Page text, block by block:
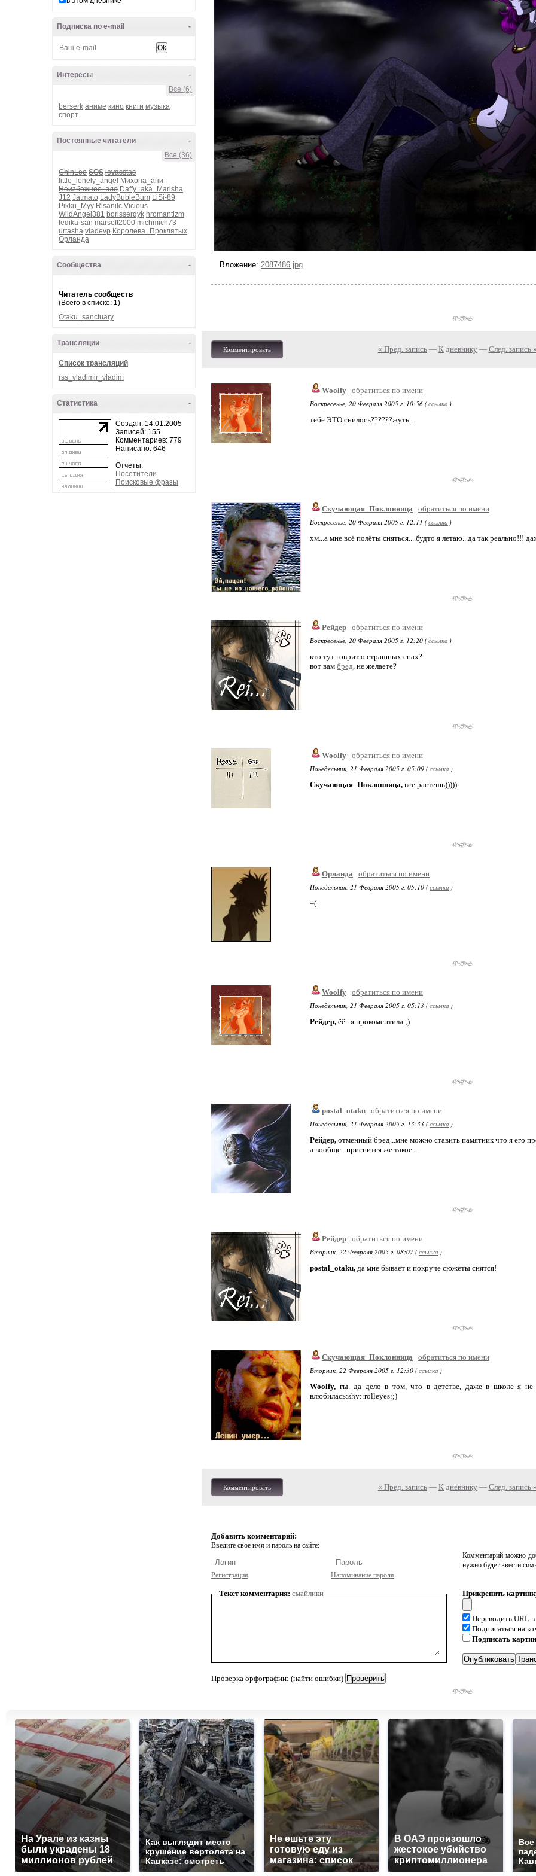
-
Подписка по e-mail
-
Интересы
Все (6)
berserk аниме кино книги музыка
спорт
-
Постоянные читатели
Все (36)
ChinLee SOS levasstas
little_lonely_angel Михона_ани
Неизбежное_зло Daffy_aka_Marisha
J12 Jatmato LadyBubleBum LiSi-89
Pikku_Myy Risanilc Vicious
WildAngel381 borisserdyk hromantizm
ledika-san marsoft2000 michmich73
urtasha vladevp Королева_Проклятых
Орланда
-
Сообщества
Читатель сообществ
(Всего в списке: 1)
Otaku_sanctuary
-
Трансляции
Список трансляций
rss_vladimir_vladim
-
Статистика
Создан: 14.01.2005
Записей: 155
Комментариев: 779
Написано: 646
Отчеты:
Посетители
Поисковые фразы
Вложение: 2087486.jpg
Комментировать « Пред. запись— К дневнику — След. запись »
Woolfy обратиться по имени
Воскресенье, 20 Февраля 2005 г. 10:56 (ссылка )
тебе ЭТО снилось??????жуть...
Скучающая_Поклонница
обратиться по имени
Воскресенье, 20 Февраля 2005 г. 12:11 (ссылка )
хм...а мне всё полёты сняться....будто я летаю...да так реально!!!
Рейдер обратиться по имени
Воскресенье, 20 Февраля 2005 г. 12:20 (ссылка )
кто тут говрит о страшных снах?
вот вам бред, не желаете?
Woolfy обратиться по имени
Понедельник, 21 Февраля 2005 г. 05:09 (ссылка )
Скучающая_Поклонница, все растешь)))))
Орланда
обратиться по имени
Понедельник, 21 Февраля 2005 г. 05:10 (ссылка )
=(
Woolfy обратиться по имени
Понедельник, 21 Февраля 2005 г. 05:13 (ссылка )
Рейдер, ёё...я прокоментила ;)
postal_otaku обратиться по имени
Понедельник, 21 Февраля 2005 г. 13:33 (ссылка )
Рейдер, отменный бред...мне можно ставить памятник что я его
а вообще...приснится же такое ...
Рейдер обратиться по имени
Вторник, 22 Февраля 2005 г. 08:07 (ссылка )
postal_otaku, да мне бывает и покруче сюжеты снятся!
Скучающая_Поклонница
обратиться по имени
Вторник, 22 Февраля 2005 г. 12:30 (ссылка )
Woolfy, гы. да дело в том, что в детстве, даже в школе я не
влюбилась:shy::rolleyes:;)
Комментировать « Пред. запись— К дневнику — След. запись »
Добавить комментарий:
Введите свое имя и пароль на сайте:
Регистрация Напоминание пароля
Комментарий можно
нужно будет ввести
Текст комментария: смайлики
Проверка орфографии: (найти ошибки)
Прикрепить
Переводить URL
Подписаться на
Подписать
На Урале из казны
были украдены 18
миллионов рублей
Как выглядит место
крушение вертолета на
Кавказе: смотреть
Не ешьте эту
готовую еду из
магазина: список
В ОАЭ произошло
жестокое убийство
криптомиллионера
Все